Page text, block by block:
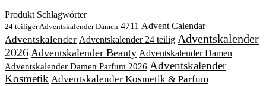
Produkt Schlagwörter
24 teiliger Adventskalender Damen 4711 Advent Calendar
Adventskalender Adventskalender 24 teilig Adventskalender
2026 Adventskalender Beauty Adventskalender Damen
Adventskalender Damen Parfum 2026 Adventskalender
Kosmetik Adventskalender Kosmetik & Parfum